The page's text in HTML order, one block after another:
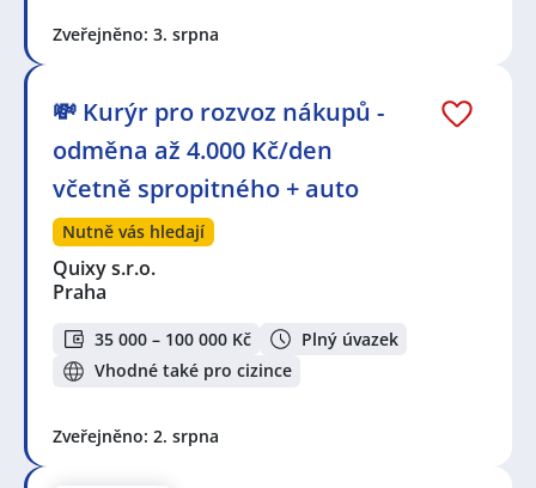
Zveřejněno: 3. srpna
💸 Kurýr pro rozvoz nákupů -
odměna až 4.000 Kč/den
včetně spropitného + auto
Nutně vás hledají
Quixy s.r.o.
Praha
35 000 – 100 000 Kč
Plný úvazek
Vhodné také pro cizince
Zveřejněno: 2. srpna